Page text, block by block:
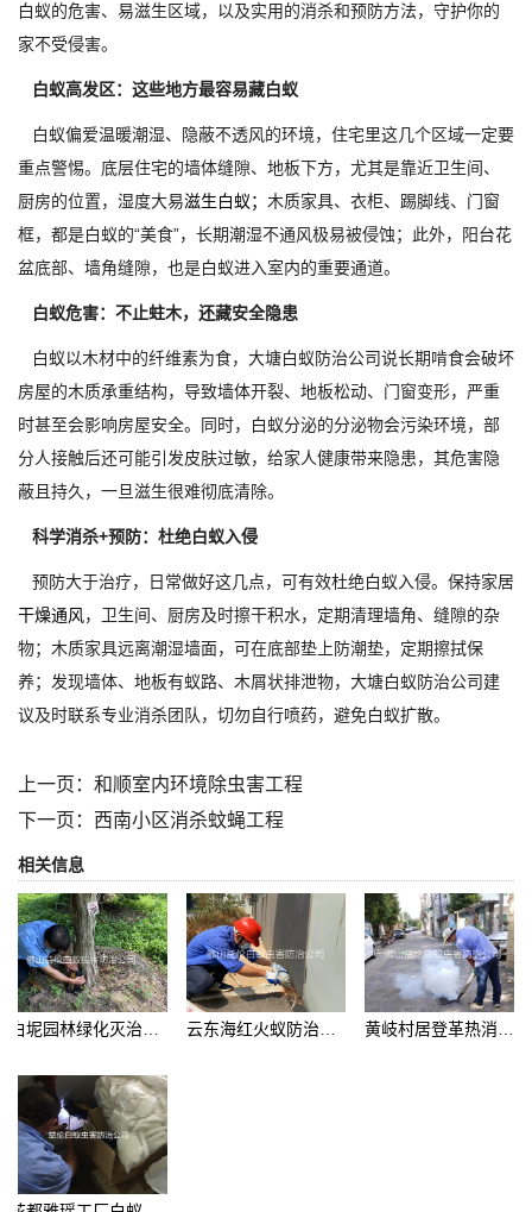
白蚁的危害、易滋生区域，以及实用的消杀和预防方法，守护你的
家不受侵害。
白蚁高发区：这些地方最容易藏白蚁
白蚁偏爱温暖潮湿、隐蔽不透风的环境，住宅里这几个区域一定要
重点警惕。底层住宅的墙体缝隙、地板下方，尤其是靠近卫生间、
厨房的位置，湿度大易滋生白蚁； 木质家具、衣柜、踢脚线、门窗
框，都是白蚁的“美食”，长期潮湿不通风极易被侵蚀；此外，阳台花
盆底部、墙角缝隙，也是白蚁进入室内的重要通道。
白蚁危害：不止蛀木，还藏安全隐患
白蚁以木材中的纤维素为食，大塘白蚁防治公司说长期啃食会破坏
房屋的木质承重结构，导致墙体开裂、地板松动、门窗变形，严重
时甚至会影响房屋安全。同时，白蚁分泌的分泌物会污染环境，部
分人接触后还可能引发皮肤过敏，给家人健康带来隐患，其危害隐
蔽且持久，一旦滋生很难彻底清除。
科学消杀+预防：杜绝白蚁入侵
预防大于治疗，日常做好这几点，可有效杜绝白蚁入侵。保持家居
干燥通风 ，卫生间、厨房及时擦干积水，定期清理墙角、缝隙的杂
物；木质家具远离潮湿墙面，可在底部垫上防潮垫，定期擦拭保
养；发现墙体、地板有蚁路、木屑状排泄物，大塘白蚁防治公司建
议及时联系专业消杀团队，切勿自行喷药，避免白蚁扩散。
上一页： 和顺室内环境除虫害工程
下一页： 西南小区消杀蚊蝇工程
相关信息